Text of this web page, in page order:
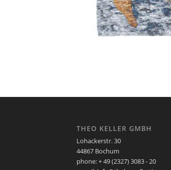
THEO KELLER GMBH
Lohackerstr. 30
44867 Bochum
phone: + 49 (2327) 3083 - 20